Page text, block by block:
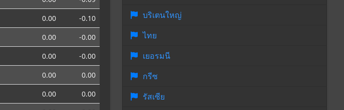
0.00
-0.10
0.00
-0.00
0.00
-0.00
0.00
0.00
0.00
0.00
บริเตนใหญ่
ไทย
เยอรมนี
กรีซ
รัสเซีย